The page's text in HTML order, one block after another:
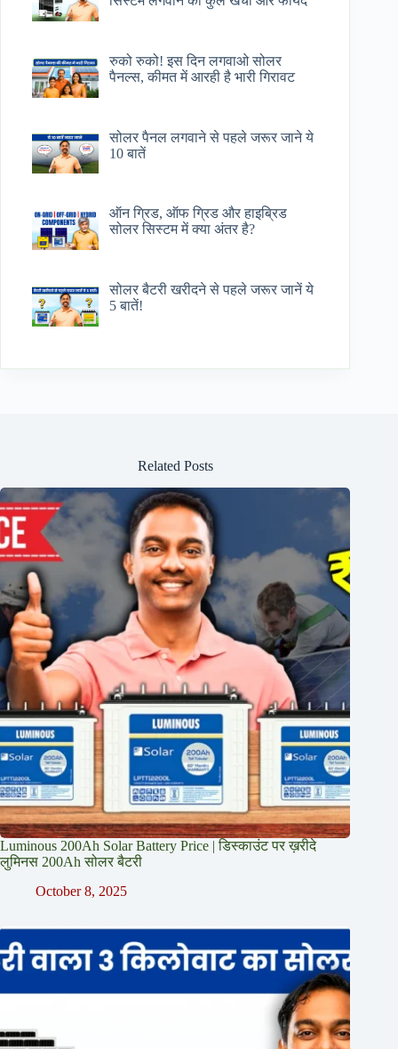
रुको रुको! इस दिन लगवाओ सोलर
पैनल्स, कीमत में आरही है भारी गिरावट
सोलर पैनल लगवाने से पहले जरूर जाने ये
10 बातें
ऑन ग्रिड, ऑफ ग्रिड और हाइब्रिड
सोलर सिस्टम में क्या अंतर है?
सोलर बैटरी खरीदने से पहले जरूर जानें ये
5 बातें!
Related Posts
Luminous 200Ah Solar Battery Price​ | डिस्काउंट पर ख़रीदे
लुमिनस 200Ah सोलर बैटरी
October 8, 2025